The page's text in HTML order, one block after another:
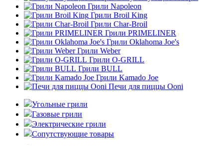
Грили Napoleon
Грили Broil King
Грили Char-Broil
Грили PRIMELINER
Грили Oklahoma Joe's
Грили Weber
Грили O-GRILL
Грили BULL
Грили Kamado Joe
Печи для пиццы Ooni
Угольные грили
Газовые грили
Электрические грили
Сопутствующие товары